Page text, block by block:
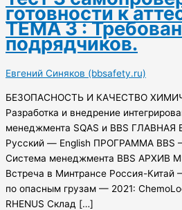
готовности к
ТЕМА 3 :
подрядчиков.
Евгений Синяков (bbsafety.ru)
БЕЗОПАСНОСТЬ И КАЧЕСТВО
Разработка и внедрение
менеджмента SQAS и BBS ГЛАВНАЯ
Русский — English ПРОГРАММА BBS
Система менеджмента BBS АРХИВ
Встреча в Минтрансе Россия-
по опасным грузам — 2021:
RHENUS Склад […]